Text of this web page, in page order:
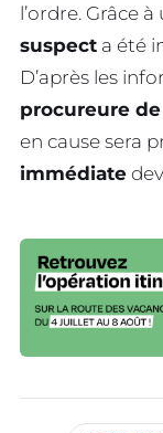
l’ordre. Grâce à
suspect a été
D’après les
procureure
en cause sera
immédiate